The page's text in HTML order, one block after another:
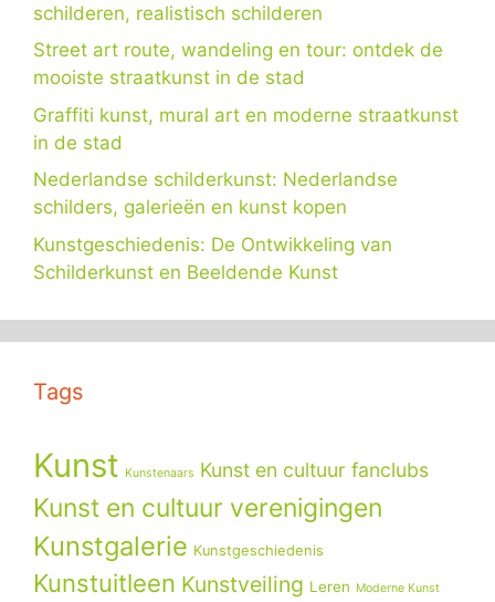
schilderen, realistisch schilderen
Street art route, wandeling en tour: ontdek de
mooiste straatkunst in de stad
Graffiti kunst, mural art en moderne straatkunst
in de stad
Nederlandse schilderkunst: Nederlandse
schilders, galerieën en kunst kopen
Kunstgeschiedenis: De Ontwikkeling van
Schilderkunst en Beeldende Kunst
Tags
Kunst Kunstenaars Kunst en cultuur fanclubs
Kunst en cultuur verenigingen
Kunstgalerie Kunstgeschiedenis
Kunstuitleen Kunstveiling Leren Moderne Kunst